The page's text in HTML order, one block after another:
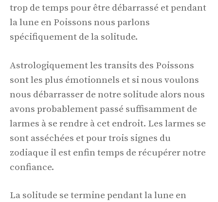
trop de temps pour être débarrassé et pendant
la lune en Poissons nous parlons
spécifiquement de la solitude.
Astrologiquement les transits des Poissons
sont les plus émotionnels et si nous voulons
nous débarrasser de notre solitude alors nous
avons probablement passé suffisamment de
larmes à se rendre à cet endroit. Les larmes se
sont asséchées et pour trois signes du
zodiaque il est enfin temps de récupérer notre
confiance.
La solitude se termine pendant la lune en